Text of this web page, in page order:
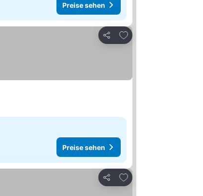
Preise sehen
Teilen
Zu Favoriten hinzufügen
Preise sehen
Teilen
Zu Favoriten hinzufügen